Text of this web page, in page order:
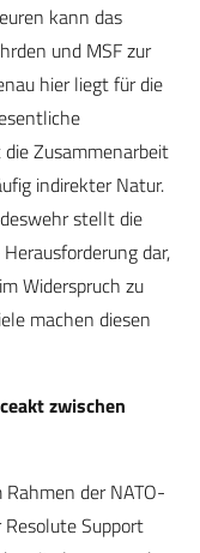
kann das
und MSF zur
hier liegt für die
Zusammenarbeit
indirekter Natur.
stellt die
dar,
Widerspruch zu
machen diesen
zwischen
der NATO-
Support